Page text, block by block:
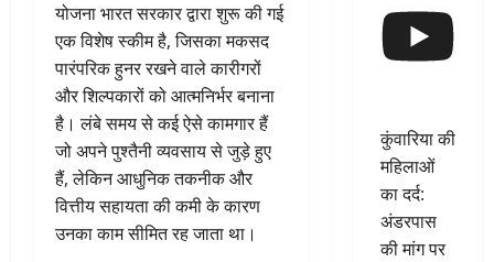
योजना भारत सरकार द्वारा शुरू की गई
एक विशेष स्कीम है, जिसका मकसद
पारंपरिक हुनर रखने वाले कारीगरों
और शिल्पकारों को आत्मनिर्भर बनाना
है। लंबे समय से कई ऐसे कामगार हैं
जो अपने पुश्तैनी व्यवसाय से जुड़े हुए
हैं, लेकिन आधुनिक तकनीक और
वित्तीय सहायता की कमी के कारण
उनका काम सीमित रह जाता था।
कुंवारिया की
महिलाओं
का दर्द:
अंडरपास
की मांग पर